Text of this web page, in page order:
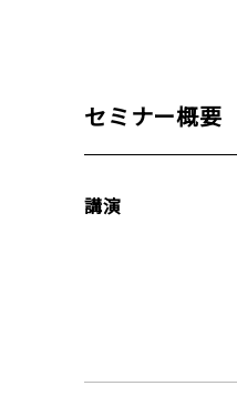
セミナー概要
講演